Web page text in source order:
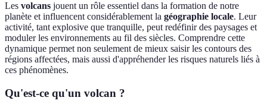
Les volcans jouent un rôle essentiel dans la formation de notre
planète et influencent considérablement la géographie locale. Leur
activité, tant explosive que tranquille, peut redéfinir des paysages et
moduler les environnements au fil des siècles. Comprendre cette
dynamique permet non seulement de mieux saisir les contours des
régions affectées, mais aussi d'appréhender les risques naturels liés à
ces phénomènes.
Qu'est-ce qu'un volcan ?